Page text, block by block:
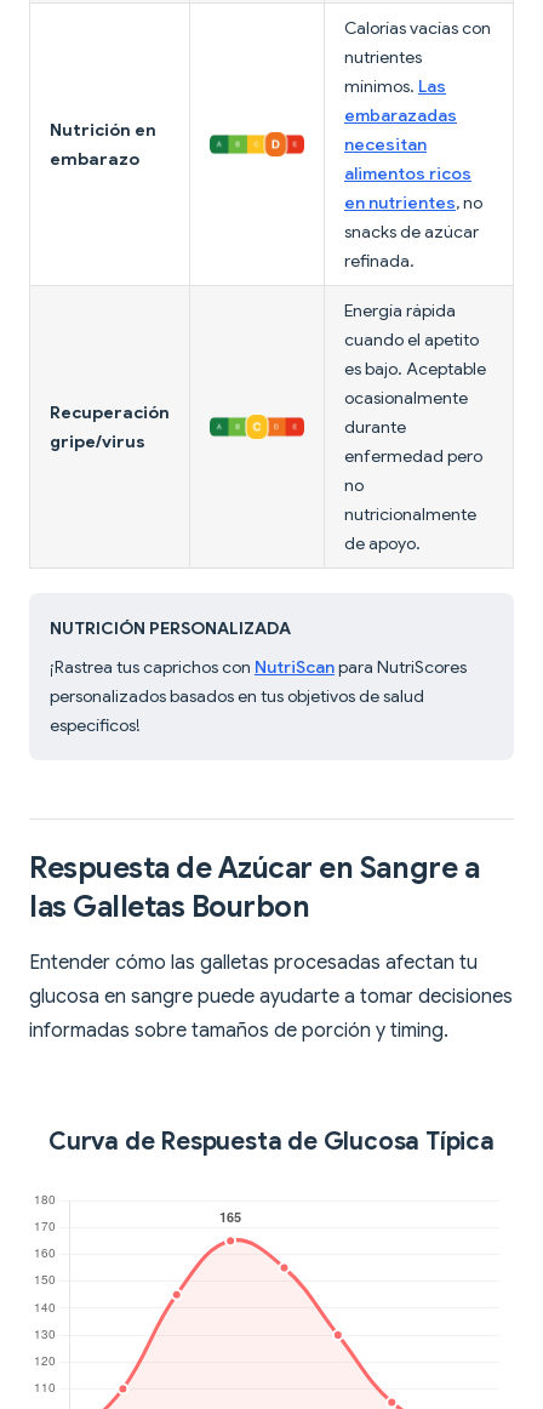
Nutrición en
embarazo
Calorías vacías con
nutrientes
mínimos. Las
embarazadas
necesitan
alimentos ricos
en nutrientes, no
snacks de azúcar
refinada.
Recuperación
gripe/virus
Energía rápida
cuando el apetito
es bajo. Aceptable
ocasionalmente
durante
enfermedad pero
no
nutricionalmente
de apoyo.
NUTRICIÓN PERSONALIZADA
¡Rastrea tus caprichos con NutriScanpara NutriScores
personalizados basados en tus objetivos de salud
específicos!
Respuesta de Azúcar en Sangre a
las Galletas Bourbon
Entender cómo las galletas procesadas afectan tu
glucosa en sangre puede ayudarte a tomar decisiones
informadas sobre tamaños de porción y timing.
Curva de Respuesta de Glucosa Típica